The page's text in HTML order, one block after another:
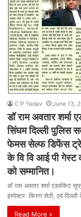
C P Yadav June 13,
डॉ राम अवतार
सिंघम दिल्ली पुलिस
फेमस सेल्फ डिफेंस
के वि वि आई पी गेस्ट
को सम्मानित।
डॉ राम अवतार शर्मा एडवोकेट
इंस्पेक्टर किरण सेठी, एवं
Read More »